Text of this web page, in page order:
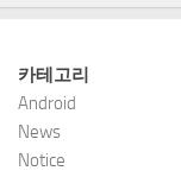
카테고리
Android
News
Notice